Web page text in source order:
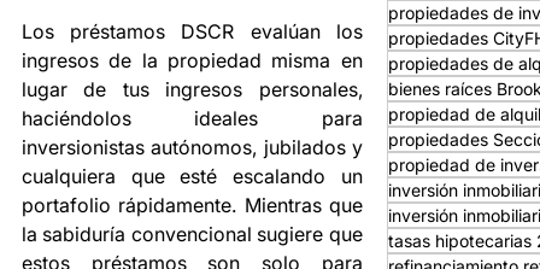
Los préstamos DSCR evalúan los
ingresos de la propiedad misma en
lugar de tus ingresos personales,
haciéndolos ideales para
inversionistas autónomos, jubilados y
cualquiera que esté escalando un
portafolio rápidamente. Mientras que
la sabiduría convencional sugiere que
estos préstamos son solo para
propiedades de
propiedades
propiedades de
bienes raíces
propiedad de
propiedades
propiedad de
inversión
inversión
tasas hipotecarias